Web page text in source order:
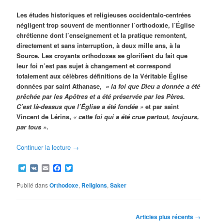
Les études historiques et religieuses occidentalo-centrées
négligent trop souvent de mentionner l’orthodoxie, l’Église
chrétienne dont l’enseignement et la pratique remontent,
directement et sans interruption, à deux mille ans, à la
Source. Les croyants orthodoxes se glorifient du fait que
leur foi n’est pas sujet à changement et correspond
totalement aux célèbres définitions de la Véritable Église
données par saint Athanase, « la foi que Dieu a donnée a été
prêchée par les Apôtres et a été préservée par les Pères.
C’est là-dessus que l’Église a été fondée » et par saint
Vincent de Lérins, « cette foi qui a été crue partout, toujours,
par tous ».
Continuer la lecture →
Telegram
VK EmailFacebook
Publié dansOrthodoxe, Religions,Saker
Articles plus récents →